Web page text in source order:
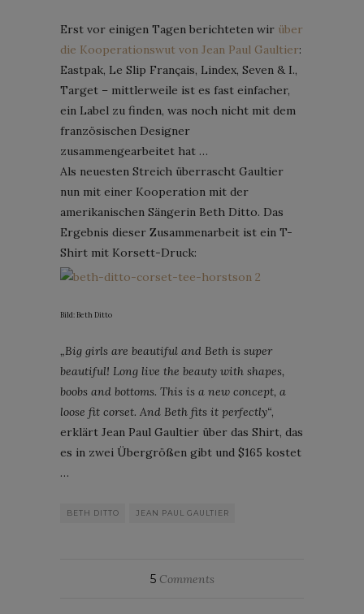
Erst vor einigen Tagen berichteten wir über
die Kooperationswut von Jean Paul Gaultier:
Eastpak, Le Slip Français, Lindex, Seven & I.,
Target – mittlerweile ist es fast einfacher,
ein Label zu finden, was noch nicht mit dem
französischen Designer
zusammengearbeitet hat …
Als neuesten Streich überrascht Gaultier
nun mit einer Kooperation mit der
amerikanischen Sängerin Beth Ditto. Das
Ergebnis dieser Zusammenarbeit ist ein T-
Shirt mit Korsett-Druck:
Bild: Beth Ditto
„Big girls are beautiful and Beth is super
beautiful! Long live the beauty with shapes,
boobs and bottoms. This is a new concept, a
loose fit corset. And Beth fits it perfectly“,
erklärt Jean Paul Gaultier über das Shirt, das
es in zwei Übergrößen gibt und $165 kostet
…
BETH DITTO JEAN PAUL GAULTIER
5Comments